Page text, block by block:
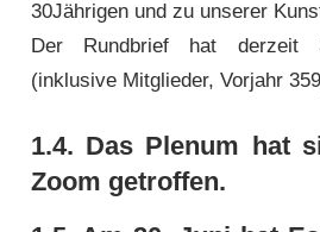
30Jährigen und zu unserer
Der Rundbrief hat derzeit
(inklusive Mitglieder, Vorjahr
1.4. Das Plenum hat
Zoom getroffen.